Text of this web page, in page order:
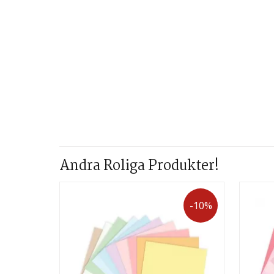
Andra Roliga Produkter!
-10%